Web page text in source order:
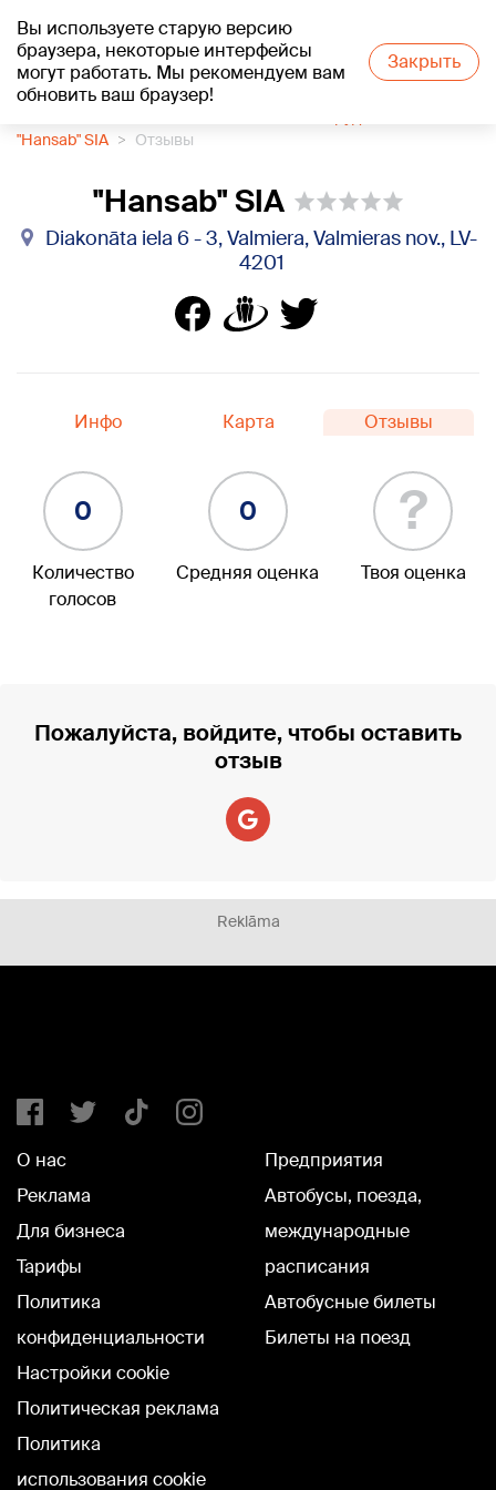
Вы используете старую версию
браузера, некоторые интерфейсы
могут работать. Мы рекомендуем вам
обновить ваш браузер!
Закрыть
+19°C
"Hansab" SIA
Отзывы
"Hansab" SIA
Diakonāta iela 6 - 3, Valmiera, Valmieras nov., LV-
4201
Инфо Карта Отзывы
0
Количество
голосов
0
Средняя оценка
?
Твоя оценка
Пожалуйста, войдите, чтобы оставить
отзыв
Reklāma
О нас
Реклама
Для бизнеса
Тарифы
Политика
конфиденциальности
Настройки cookie
Политическая реклама
Политика
использования cookie
Предприятия
Автобусы, поезда,
международные
расписания
Автобусные билеты
Билеты на поезд